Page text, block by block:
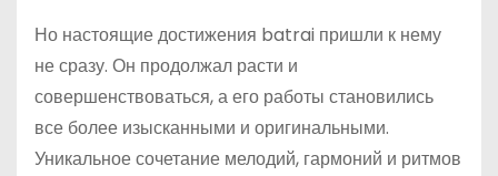
Но настоящие достижения batrai пришли к нему
не сразу. Он продолжал расти и
совершенствоваться, а его работы становились
все более изысканными и оригинальными.
Уникальное сочетание мелодий, гармоний и ритмов